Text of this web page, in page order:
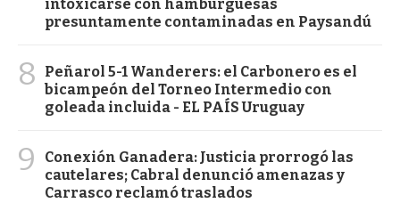
intoxicarse con hamburguesas
presuntamente contaminadas en Paysandú
8
Peñarol 5-1 Wanderers: el Carbonero es el
bicampeón del Torneo Intermedio con
goleada incluida - EL PAÍS Uruguay
9
Conexión Ganadera: Justicia prorrogó las
cautelares; Cabral denunció amenazas y
Carrasco reclamó traslados